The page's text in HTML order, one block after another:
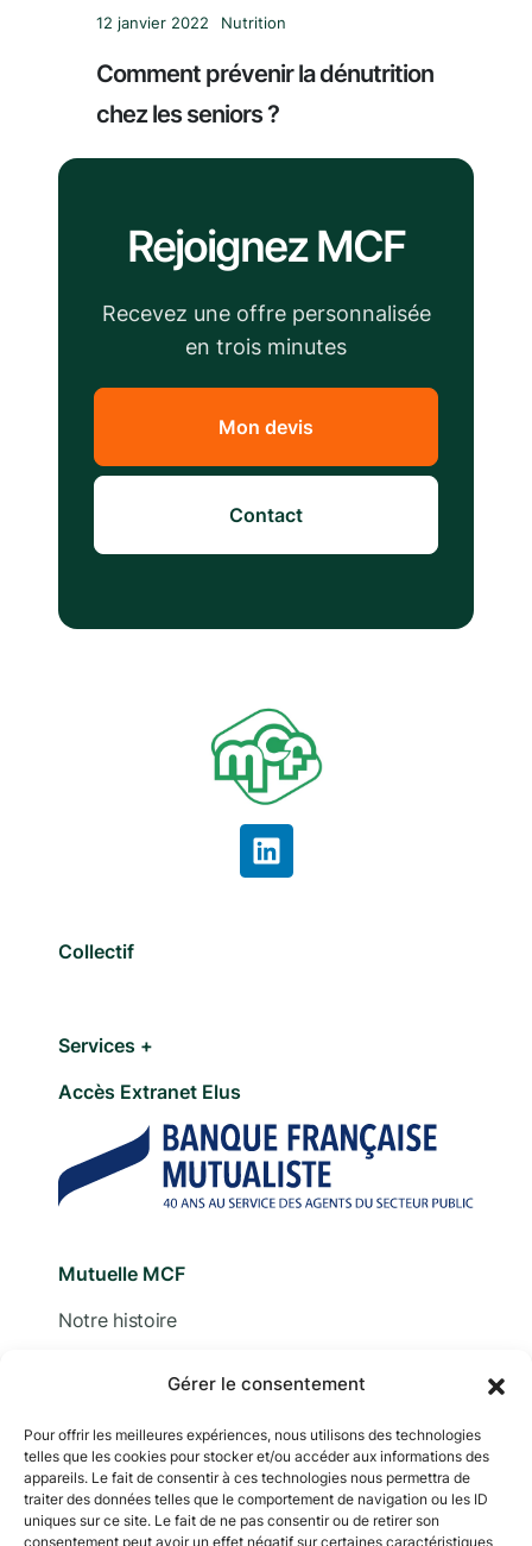
Gérer le consentement
Pour offrir les meilleures expériences, nous utilisons des technologies
telles que les cookies pour stocker et/ou accéder aux informations des
appareils. Le fait de consentir à ces technologies nous permettra de
traiter des données telles que le comportement de navigation ou les ID
uniques sur ce site. Le fait de ne pas consentir ou de retirer son
consentement peut avoir un effet négatif sur certaines caractéristiques
12 janvier 2022 Nutrition
Comment prévenir la dénutrition
chez les seniors ?
Rejoignez MCF
Recevez une offre personnalisée
en trois minutes
Mon devis
Contact
Collectif
Services +
Accès Extranet Elus
Mutuelle MCF
Notre histoire
Adhérer
Documentation